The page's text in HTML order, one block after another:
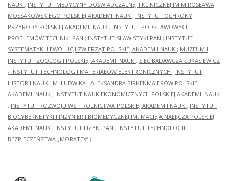
NAUK ; INSTYTUT MEDYCYNY DOŚWIADCZALNEJ I KLINICZNEJ IM.MIROSŁAWA
MOSSAKOWSKIEGO POLSKIEJ AKADEMII NAUK ; INSTYTUT OCHRONY
PRZYRODY POLSKIEJ AKADEMII NAUK ; INSTYTUT PODSTAWOWYCH
PROBLEMÓW TECHNIKI PAN ; INSTYTUT SLAWISTYKI PAN ; INSTYTUT
SYSTEMATYKI I EWOLUCJI ZWIERZĄT POLSKIEJ AKADEMII NAUK ; MUZEUM I
INSTYTUT ZOOLOGII POLSKIEJ AKADEMII NAUK ; SIEĆ BADAWCZA ŁUKASIEWICZ
- INSTYTUT TECHNOLOGII MATERIAŁÓW ELEKTRONICZNYCH ; INSTYTUT
HISTORII NAUKI IM. LUDWIKA I ALEKSANDRA BIRKENMAJERÓW POLSKIEJ
AKADEMII NAUK ; INSTYTUT NAUK EKONOMICZNYCH POLSKIEJ AKADEMII NAUK
; INSTYTUT ROZWOJU WSI I ROLNICTWA POLSKIEJ AKADEMII NAUK ; INSTYTUT
BIOCYBERNETYKI I INŻYNIERII BIOMEDYCZNEJ IM. MACIEJA NAŁĘCZA POLSKIEJ
AKADEMII NAUK ; INSTYTUT FIZYKI PAN ; INSTYTUT TECHNOLOGII
BEZPIECZEŃSTWA „MORATEX” ;